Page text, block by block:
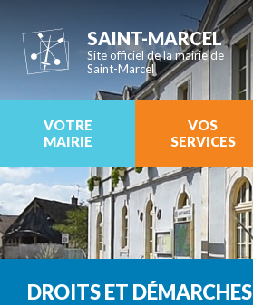
SAINT-MARCEL
Site officiel de la mairie de
Saint-Marcel
VOTRE
MAIRIE
VOS
SERVICES
DROITS ET DÉMARCHES